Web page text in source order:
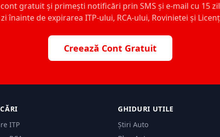
gratuit și primești notificări prin SMS și e-mail cu 15
înainte de expirarea ITP-ului, RCA-ului, Rovinietei și
Creează Cont Gratuit
ITP
GHIDURI UTILE
Știri Auto